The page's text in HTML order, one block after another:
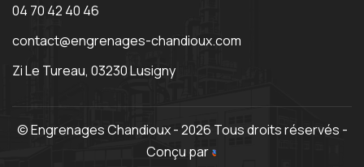
04 70 42 40 46
contact@engrenages-chandioux.com
Zi Le Tureau, 03230 Lusigny
© Engrenages Chandioux - 2026 Tous droits réservés -
Conçu par